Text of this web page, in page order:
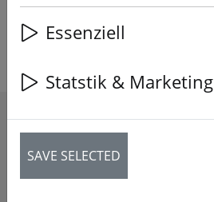
Buscar productos
Filters
Sort by
Essenziell
Statstik & Marketing
SAVE SELECTED